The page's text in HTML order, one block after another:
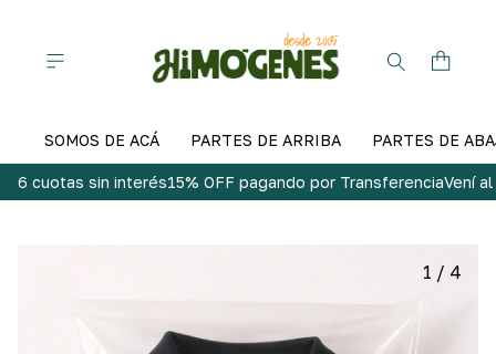
SOMOS DE ACÁ PARTES DE ARRIBA PARTES DE
6 cuotas sin interés15% OFF pagando por TransferenciaVení
1 / 4